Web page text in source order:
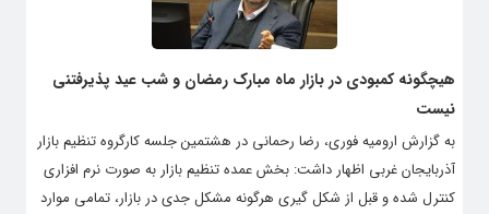
هیچگونه کمبودی در بازار ماه مبارک رمضان و شب عید پذیرفتنی
نیست
به گزارش ارومیه فوری، رضا رحمانی در هشتمین جلسه کارگروه تنظیم بازار
آذربایجان غربی اظهار داشت: بخش عمده تنظیم بازار به صورت نرم افزاری
کنترل شده و قبل از شکل گیری هرگونه مشکل جدی در بازار، تمامی موارد